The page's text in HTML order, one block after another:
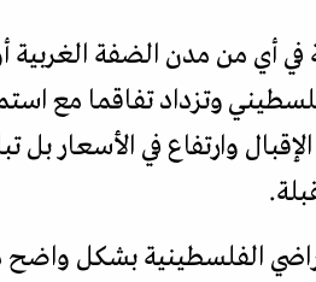
أي من مدن الضفة الغربية
وتزداد تفاقما مع
وارتفاع في الأسعار بل
الفلسطينية بشكل